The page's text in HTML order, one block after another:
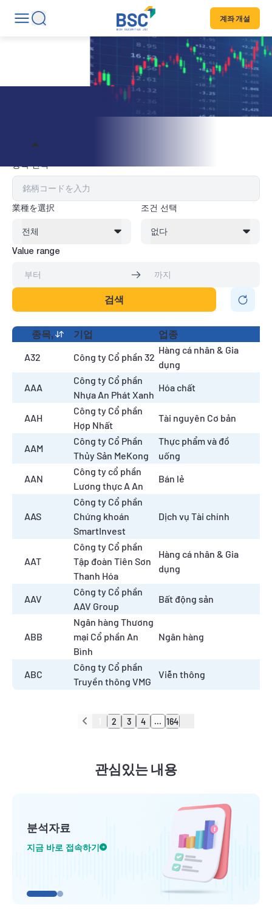
계좌 개설
종목 선택
業種を選択
전체
조건 선택
없다
Value range
검색
종목, 기업
업종
A32
Công ty Cổ phần 32
Hàng cá nhân & Gia
dụng
AAA
Công ty Cổ phần
Nhựa An Phát Xanh
Hóa chất
AAH
Công ty Cổ phần
Hợp Nhất
Tài nguyên Cơ bản
AAM
Công ty Cổ Phần
Thủy Sản MeKong
Thực phẩm và đồ
uống
AAN
Công ty cổ phần
Lương thực A An
Bán lẻ
AAS
Công ty Cổ phần
Chứng khoán
SmartInvest
Dịch vụ Tài chính
AAT
Công ty Cổ phần
Tập đoàn Tiên Sơn
Thanh Hóa
Hàng cá nhân & Gia
dụng
AAV
Công ty Cổ phần
AAV Group
Bất động sản
ABB
Ngân hàng Thương
mại Cổ phần An
Bình
Ngân hàng
ABC
Công ty Cổ phần
Truyền thông VMG
Viễn thông
2 3 4 ... 164
관심있는 내용
분석자료
지금 바로 접속하기